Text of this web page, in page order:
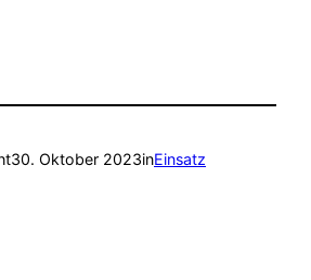
30. Oktober 2023inEinsatz